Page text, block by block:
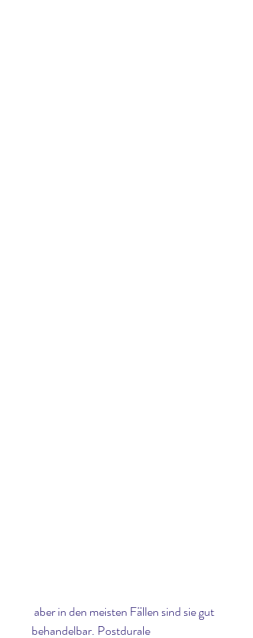
behandelbar. Postdurale